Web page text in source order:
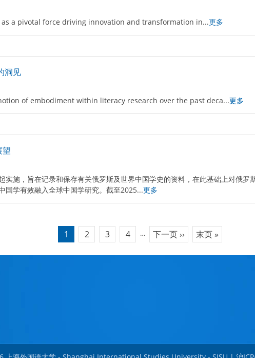
a pivotal force driving innovation and transformation in...更多
洞见
of embodiment within literacy research over the past deca...更多
望
实施，旨在记录和保存有关俄罗斯及世界中国学史的资料，在此基础上对俄罗
国学有效融入全球中国学研究。截至2025...更多
当
前
页
1 Page
2 Page
3 Page
4 … 下
一
页
下一页 ›› 末
页
末页 »